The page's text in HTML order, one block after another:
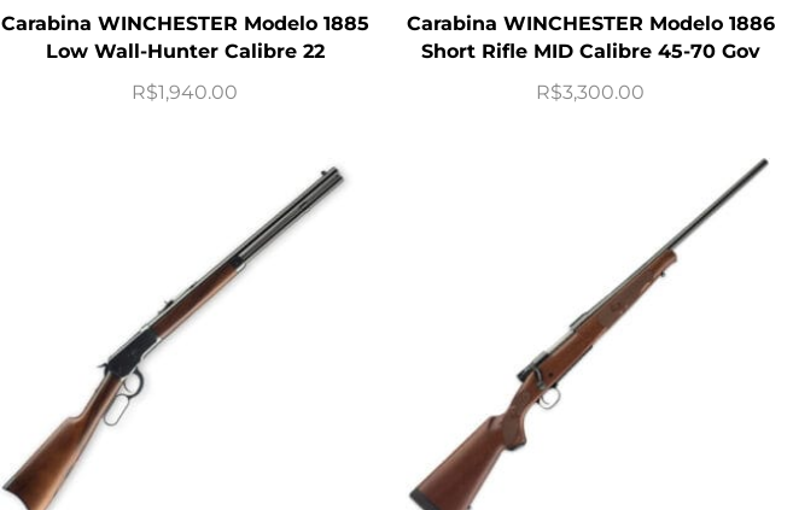
Carabina WINCHESTER Modelo 1885
Low Wall-Hunter Calibre 22
R$1,940.00
Carabina WINCHESTER Modelo 1886
Short Rifle MID Calibre 45-70 Gov
R$3,300.00